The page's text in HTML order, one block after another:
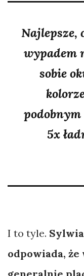
Najlepsze,
wypadem
sobie
5x
I to tyle.
odpowiada,